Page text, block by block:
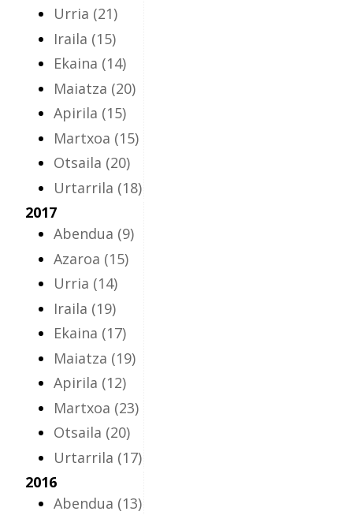
Urria (21)
Iraila (15)
Ekaina (14)
Maiatza (20)
Apirila (15)
Martxoa (15)
Otsaila (20)
Urtarrila (18)
2017
Abendua (9)
Azaroa (15)
Urria (14)
Iraila (19)
Ekaina (17)
Maiatza (19)
Apirila (12)
Martxoa (23)
Otsaila (20)
Urtarrila (17)
2016
Abendua (13)